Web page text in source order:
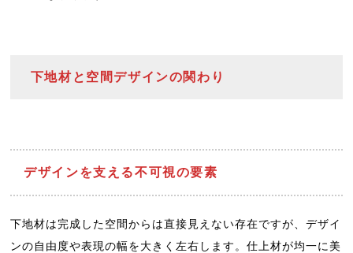
下地材と空間デザインの関わり
デザインを支える不可視の要素
下地材は完成した空間からは直接見えない存在ですが、デザイ
ンの自由度や表現の幅を大きく左右します。仕上材が均一に美